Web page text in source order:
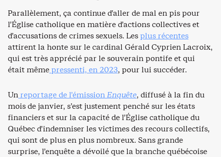
Parallèlement, ça continue d’aller de mal en pis pour
l’Église catholique en matière d’actions collectives et
d’accusations de crimes sexuels. Lesplus récentes
attirent la honte sur le cardinal Gérald Cyprien Lacroix,
qui est très apprécié par le souverain pontife et qui
était mêmepressenti, en 2023, pour lui succéder.
Unreportage de l’émissionEnquête, diffusé à la fin du
mois de janvier, s’est justement penché sur les états
financiers et sur la capacité de l’Église catholique du
Québec d’indemniser les victimes des recours collectifs,
qui sont de plus en plus nombreux. Sans grande
surprise, l’enquête a dévoilé que la branche québécoise